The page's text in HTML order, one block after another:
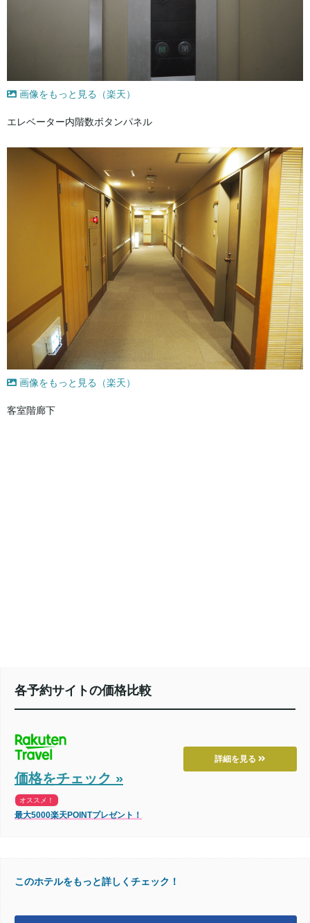
画像をもっと見る（楽天）
エレベーター内階数ボタンパネル
画像をもっと見る（楽天）
客室階廊下
各予約サイトの価格比較
詳細を見る
価格をチェック »
オススメ！
最大5000楽天POINTプレゼント！
このホテルをもっと詳しくチェック！